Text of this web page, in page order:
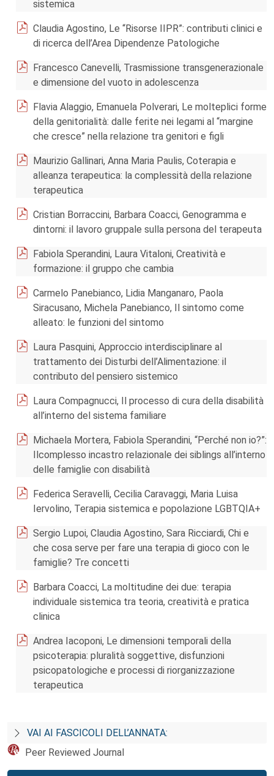
sistemica
Claudia Agostino, Le “Risorse IIPR”: contributi clinici e
di ricerca dell’Area Dipendenze Patologiche
Francesco Canevelli, Trasmissione transgenerazionale
e dimensione del vuoto in adolescenza
Flavia Alaggio, Emanuela Polverari, Le molteplici forme
della genitorialità: dalle ferite nei legami al “margine
che cresce” nella relazione tra genitori e figli
Maurizio Gallinari, Anna Maria Paulis, Coterapia e
alleanza terapeutica: la complessità della relazione
terapeutica
Cristian Borraccini, Barbara Coacci, Genogramma e
dintorni: il lavoro gruppale sulla persona del terapeuta
Fabiola Sperandini, Laura Vitaloni, Creatività e
formazione: il gruppo che cambia
Carmelo Panebianco, Lidia Manganaro, Paola
Siracusano, Michela Panebianco, Il sintomo come
alleato: le funzioni del sintomo
Laura Pasquini, Approccio interdisciplinare al
trattamento dei Disturbi dell’Alimentazione: il
contributo del pensiero sistemico
Laura Compagnucci, Il processo di cura della disabilità
all’interno del sistema familiare
Michaela Mortera, Fabiola Sperandini, “Perché non io?”:
Ilcomplesso incastro relazionale dei siblings all’interno
delle famiglie con disabilità
Federica Seravelli, Cecilia Caravaggi, Maria Luisa
Iervolino, Terapia sistemica e popolazione LGBTQIA+
Sergio Lupoi, Claudia Agostino, Sara Ricciardi, Chi e
che cosa serve per fare una terapia di gioco con le
famiglie? Tre concetti
Barbara Coacci, La moltitudine dei due: terapia
individuale sistemica tra teoria, creatività e pratica
clinica
Andrea Iacoponi, Le dimensioni temporali della
psicoterapia: pluralità soggettive, disfunzioni
psicopatologiche e processi di riorganizzazione
terapeutica
VAI AI FASCICOLI DELL’ANNATA:
Peer Reviewed Journal